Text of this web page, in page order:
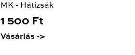
MK - Hátizsák
1 500 Ft
Vásárlás ->